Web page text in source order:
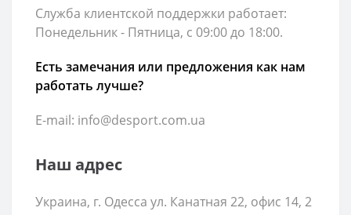
Служба клиентской поддержки работает:
Понедельник - Пятница, с 09:00 до 18:00.
Есть замечания или предложения как нам
работать лучше?
E-mail: info@desport.com.ua
Наш адрес
Украина, г. Одесса ул. Канатная 22, офис 14, 2